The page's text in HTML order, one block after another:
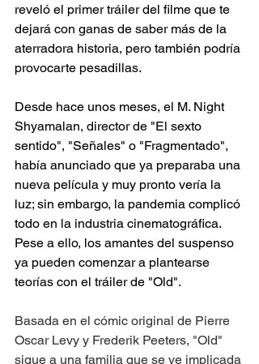
reveló el primer tráiler del filme que te
dejará con ganas de saber más de la
aterradora historia, pero también podría
provocarte pesadillas.
Desde hace unos meses, el M. Night
Shyamalan, director de "El sexto
sentido", "Señales" o "Fragmentado",
había anunciado que ya preparaba una
nueva película y muy pronto vería la
luz; sin embargo, la pandemia complicó
todo en la industria cinematográfica.
Pese a ello, los amantes del suspenso
ya pueden comenzar a plantearse
teorías con el tráiler de "Old".
Basada en el cómic original de Pierre
Oscar Levy y Frederik Peeters, "Old"
sigue a una familia que se ve implicada